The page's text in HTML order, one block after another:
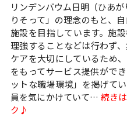
リンデンバウム日明（ひあ
りそって」の理念のもと、
施設を目指しています。施
理強することなどは行わず
ケアを大切にしているため
をもってサービス提供がで
ットな職場環境」を掲げて
員を気にかけていて… 続き
ク♪